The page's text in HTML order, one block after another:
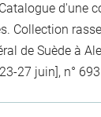
d'une
Collection
de Suède à
27 juin], n° 693